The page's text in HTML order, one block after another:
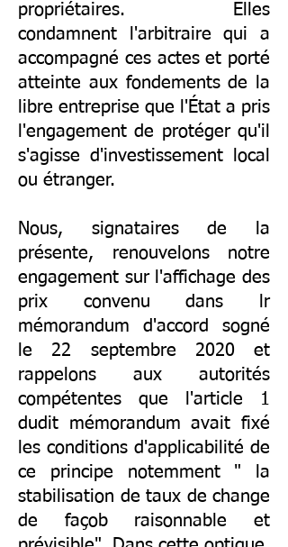
propriétaires. Elles
condamnent l'arbitraire qui a
accompagné ces actes et porté
atteinte aux fondements de la
libre entreprise que l'État a pris
l'engagement de protéger qu'il
s'agisse d'investissement local
ou étranger.
Nous, signataires de la
présente, renouvelons notre
engagement sur l'affichage des
prix convenu dans lr
mémorandum d'accord sogné
le 22 septembre 2020 et
rappelons aux autorités
compétentes que l'article 1
dudit mémorandum avait fixé
les conditions d'applicabilité de
ce principe notemment " la
stabilisation de taux de change
de façob raisonnable et